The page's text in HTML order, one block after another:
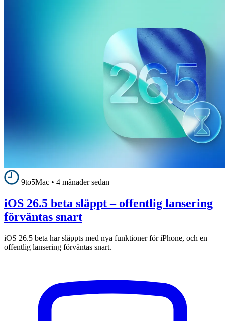
9to5Mac • 4 månader sedan
iOS 26.5 beta släppt – offentlig lansering
förväntas snart
iOS 26.5 beta har släppts med nya funktioner för iPhone, och en
offentlig lansering förväntas snart.